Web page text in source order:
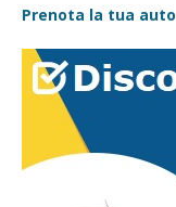
Prenota la tua auto